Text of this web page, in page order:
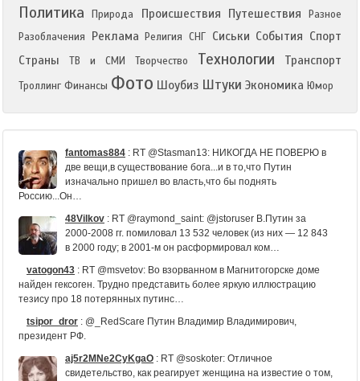
Политика Природа Происшествия Путешествия
Разное
Разоблачения
Реклама Религия СНГ Сиськи События Спорт
Страны
ТВ и СМИ Творчество Технологии Транспорт
Троллинг Финансы Фото Шоубиз Штуки Экономика Юмор
fantomas884 : RT @Stasman13: НИКОГДА НЕ ПОВЕРЮ в
две вещи,в существование бога...и в то,что Путин
изначально пришел во власть,что бы поднять
Россию...Он…
48Vilkov : RT @raymond_saint: @jstoruser В.Путин за
2000-2008 гг. помиловал 13 532 человек (из них — 12 843
в 2000 году; в 2001-м он расформировал ком…
vatogon43 : RT @msvetov: Во взорванном в Магнитогорске доме
найден гексоген. Трудно представить более яркую иллюстрацию
тезису про 18 потерянных путинс…
tsipor_dror : @_RedScare Путин Владимир Владимирович,
президент РФ.
aj5r2MNe2CyKgaO : RT @soskoter: Отличное
свидетельство, как реагирует женщина на известие о том,